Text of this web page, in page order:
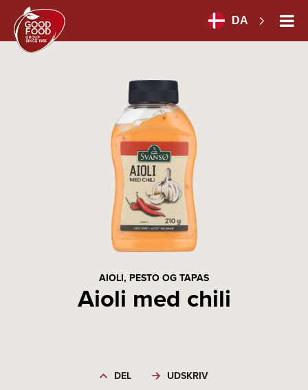
DA
AIOLI, PESTO OG TAPAS
Aioli med chili
DEL UDSKRIV